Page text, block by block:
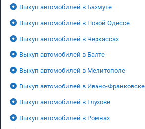
Выкуп автомобилей в Бахмуте
Выкуп автомобилей в Новой Одессе
Выкуп автомобилей в Черкассах
Выкуп автомобилей в Балте
Выкуп автомобилей в Мелитополе
Выкуп автомобилей в Ивано-Франковске
Выкуп автомобилей в Глухове
Выкуп автомобилей в Ромнах